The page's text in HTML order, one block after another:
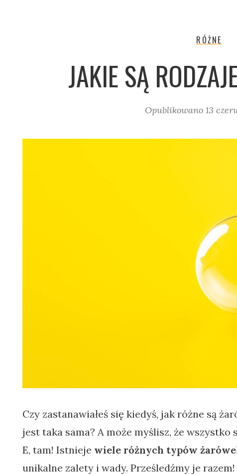
RÓŻNE
JAKIE SĄ
Opublikowano 13
Czy zastanawiałeś się kiedyś, jak różne są
jest taka sama? A może myślisz, że
E, tam! Istnieje wiele różnych typów
unikalne zalety i wady. Prześledźmy je razem!